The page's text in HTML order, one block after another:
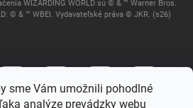
sme Vám umožnili pohodlné
analýze prevádzky webu
WIZARDING WORLD sú © & ™ Warner Bros.
© & ™ WBEI. Vydavateľské práva © JKR. (s26)